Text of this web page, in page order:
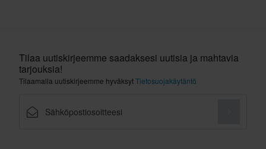
Tilaa uutiskirjeemme saadaksesi uutisia ja mahtavia
tarjouksia!
Tilaamalla uutiskirjeemme hyväksytTietosuojakäytäntö